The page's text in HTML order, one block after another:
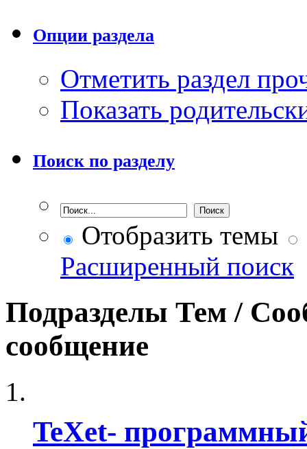
Опции раздела
Отметить раздел
Показать
Поиск по разделу
Отобразить темы
Расширенный поиск
Подразделы Тем /
сообщение
TeXet-